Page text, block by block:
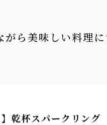
ら美味しい料理に
乾杯スパークリング